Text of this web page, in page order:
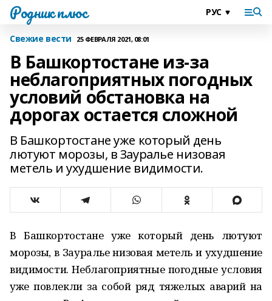
Родник плюс
Свежие вести 25 ФЕВРАЛЯ 2021, 08:01
В Башкортостане из-за
неблагоприятных погодных
условий обстановка на
дорогах остается сложной
В Башкортостане уже который день
лютуют морозы, в Зауралье низовая
метель и ухудшение видимости.
В Башкортостане уже который день лютуют
морозы, в Зауралье низовая метель и ухудшение
видимости. Неблагоприятные погодные условия
уже повлекли за собой ряд тяжелых аварий на